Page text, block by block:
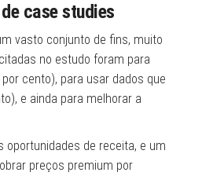
case studies
vasto conjunto de fins, muito
no estudo foram para
cento), para usar dados que
e ainda para melhorar a
oportunidades de receita, e um
preços premium por